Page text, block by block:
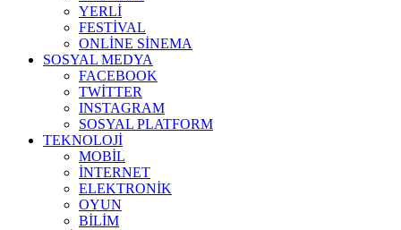
YERLİ
FESTİVAL
ONLİNE SİNEMA
SOSYAL MEDYA
FACEBOOK
TWİTTER
INSTAGRAM
SOSYAL PLATFORM
TEKNOLOJİ
MOBİL
İNTERNET
ELEKTRONİK
OYUN
BİLİM